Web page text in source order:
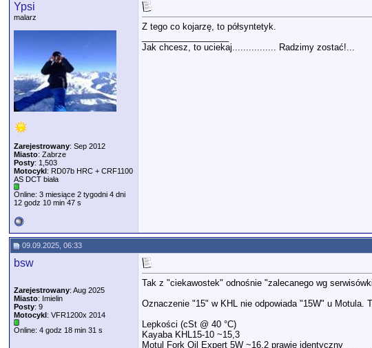
Ypsi
malarz
Zarejestrowany: Sep 2012
Miasto: Zabrze
Posty: 1,503
Motocykl: RD07b HRC + CRF1100
AS DCT biała
Online: 3 miesiące 2 tygodni 4 dni
12 godz 10 min 47 s
Z tego co kojarzę, to półsyntetyk.
Jak chcesz, to uciekaj................ Radzimy zostać!...
09.09.2025, 06:33
bsw
Zarejestrowany: Aug 2025
Miasto: Imielin
Posty: 9
Motocykl: VFR1200x 2014
Online: 4 godz 18 min 31 s
Tak z "ciekawostek" odnośnie "zalecanego wg
Oznaczenie "15" w KHL nie odpowiada "15W" u Motula.
Lepkości (cSt @ 40 °C)
Kayaba KHL15-10 ~15,3
Motul Fork Oil Expert 5W ~16,2 prawie identyczny